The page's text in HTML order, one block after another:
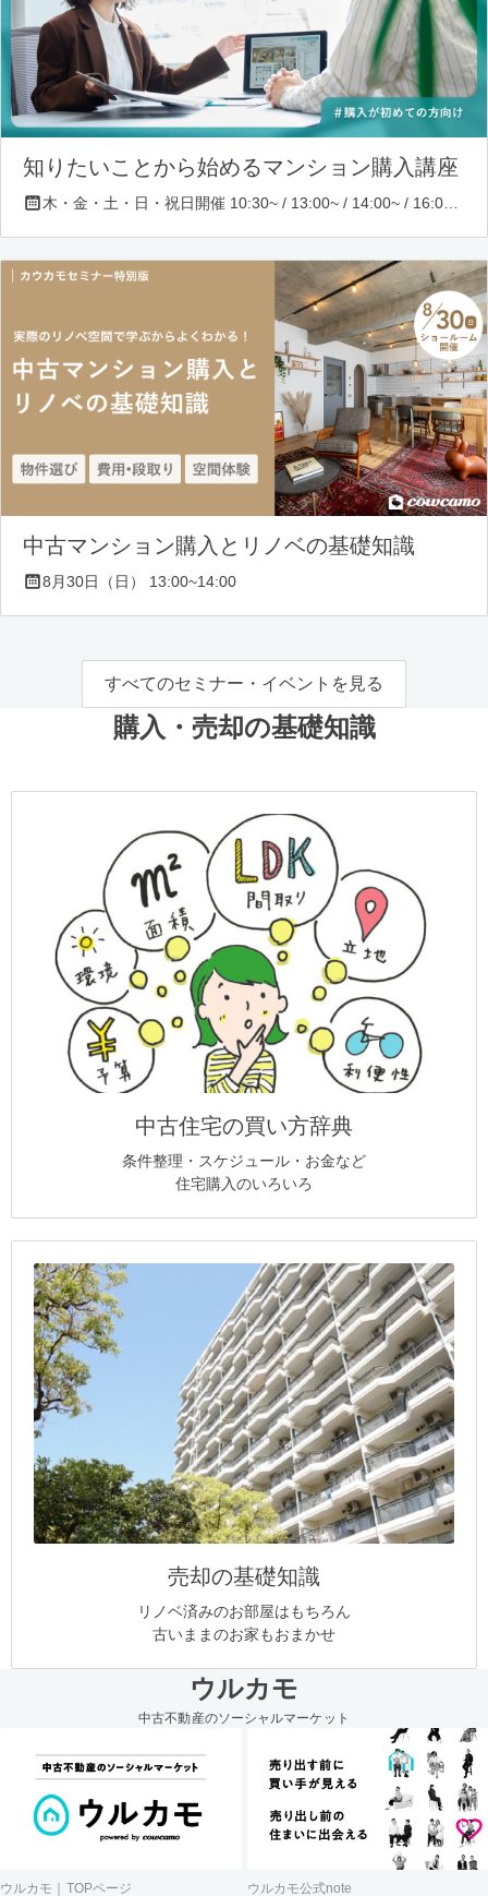
知りたいことから始めるマンション購入講座
中古マンション購入とリノベの基礎知識
8月30日（日） 13:00~14:00
すべてのセミナー・イベントを見る
購入・売却の基礎知識
中古住宅の買い方辞典
条件整理・スケジュール・お金など
住宅購入のいろいろ
売却の基礎知識
リノベ済みのお部屋はもちろん
古いままのお家もおまかせ
ウルカモ
中古不動産のソーシャルマーケット
ウルカモ｜TOPページ ウルカモ公式note